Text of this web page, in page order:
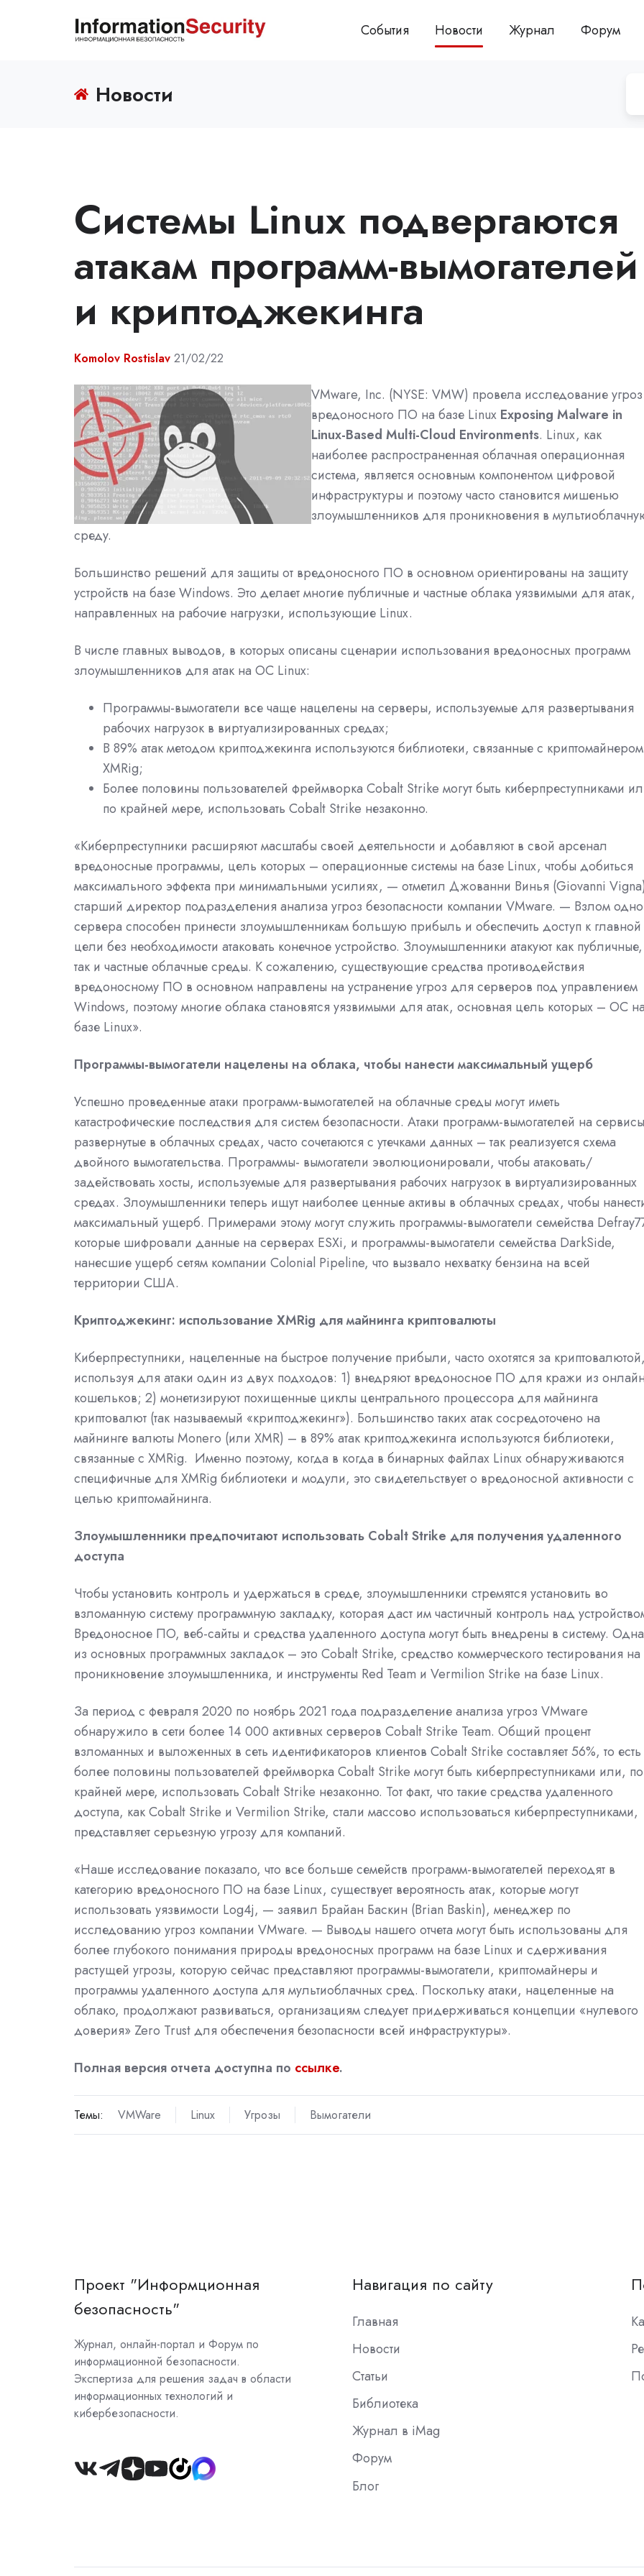
События Новости Журнал Форум
Новости
Системы Linux подвергаются
атакам программ-вымогателей
и криптоджекинга
Komolov Rostislav 21/02/22
VMware, Inc. (NYSE: VMW) провела исследование угроз
вредоносного ПО на базе Linux Exposing Malware in
Linux-Based Multi-Cloud Environments. Linux, как
наиболее распространенная облачная операционная
система, является основным компонентом цифровой
инфраструктуры и поэтому часто становится мишенью
злоумышленников для проникновения в
среду.
Большинство решений для защиты от вредоносного ПО в основном ориентированы на защиту
устройств на базе Windows. Это делает многие публичные и частные облака уязвимыми для атак,
направленных на рабочие нагрузки, использующие Linux.
В числе главных выводов, в которых описаны сценарии использования вредоносных программ
злоумышленников для атак на ОС Linux:
Программы-вымогатели все чаще нацелены на серверы, используемые для развертывания
рабочих нагрузок в виртуализированных средах;
В 89% атак методом криптоджекинга используются библиотеки, связанные с криптомайнером
XMRig;
Более половины пользователей фреймворка Cobalt Strike могут быть киберпреступниками
по крайней мере, использовать Cobalt Strike незаконно.
«Киберпреступники расширяют масштабы своей деятельности и добавляют в свой арсенал
вредоносные программы, цель которых – операционные системы на базе Linux, чтобы добиться
максимального эффекта при минимальными усилиях, — отметил Джованни Винья (Giovanni
старший директор подразделения анализа угроз безопасности компании VMware. — Взлом
сервера способен принести злоумышленникам большую прибыль и обеспечить доступ к главной
цели без необходимости атаковать конечное устройство. Злоумышленники атакуют как публичные,
так и частные облачные среды. К сожалению, существующие средства противодействия
вредоносному ПО в основном направлены на устранение угроз для серверов под управлением
Windows, поэтому многие облака становятся уязвимыми для атак, основная цель которых – ОС
базе Linux».
Программы-вымогатели нацелены на облака, чтобы нанести максимальный ущерб
Успешно проведенные атаки программ-вымогателей на облачные среды могут иметь
катастрофические последствия для систем безопасности. Атаки программ-вымогателей на
развернутые в облачных средах, часто сочетаются с утечками данных – так реализуется схема
двойного вымогательства. Программы- вымогатели эволюционировали, чтобы атаковать/
задействовать хосты, используемые для развертывания рабочих нагрузок в виртуализированных
средах. Злоумышленники теперь ищут наиболее ценные активы в облачных средах, чтобы
максимальный ущерб. Примерами этому могут служить программы-вымогатели семейства
которые шифровали данные на серверах ESXi, и программы-вымогатели семейства DarkSide,
нанесшие ущерб сетям компании Colonial Pipeline, что вызвало нехватку бензина на всей
территории США.
Криптоджекинг: использование XMRig для майнинга криптовалюты
Киберпреступники, нацеленные на быстрое получение прибыли, часто охотятся за
используя для атаки один из двух подходов: 1) внедряют вредоносное ПО для кражи из
кошельков; 2) монетизируют похищенные циклы центрального процессора для майнинга
криптовалют (так называемый «криптоджекинг»). Большинство таких атак сосредоточено на
майнинге валюты Monero (или XMR) – в 89% атак криптоджекинга используются библиотеки,
связанные с XMRig. Именно поэтому, когда в когда в бинарных файлах Linux обнаруживаются
специфичные для XMRig библиотеки и модули, это свидетельствует о вредоносной активности с
целью криптомайнинга.
Злоумышленники предпочитают использовать Cobalt Strike для получения удаленного
доступа
Чтобы установить контроль и удержаться в среде, злоумышленники стремятся установить во
взломанную систему программную закладку, которая даст им частичный контроль над
Вредоносное ПО, веб-сайты и средства удаленного доступа могут быть внедрены в систему. Одна
из основных программных закладок – это Cobalt Strike, средство коммерческого тестирования на
проникновение злоумышленника, и инструменты Red Team и Vermilion Strike на базе Linux.
За период с февраля 2020 по ноябрь 2021 года подразделение анализа угроз VMware
обнаружило в сети более 14 000 активных серверов Cobalt Strike Team. Общий процент
взломанных и выложенных в сеть идентификаторов клиентов Cobalt Strike составляет 56%, то есть
более половины пользователей фреймворка Cobalt Strike могут быть киберпреступниками или, по
крайней мере, использовать Cobalt Strike незаконно. Тот факт, что такие средства удаленного
доступа, как Cobalt Strike и Vermilion Strike, стали массово использоваться киберпреступниками,
представляет серьезную угрозу для компаний.
«Наше исследование показало, что все больше семейств программ-вымогателей переходят в
категорию вредоносного ПО на базе Linux, существует вероятность атак, которые могут
использовать уязвимости Log4j, — заявил Брайан Баскин (Brian Baskin), менеджер по
исследованию угроз компании VMware. — Выводы нашего отчета могут быть использованы для
более глубокого понимания природы вредоносных программ на базе Linux и сдерживания
растущей угрозы, которую сейчас представляют программы-вымогатели, криптомайнеры и
программы удаленного доступа для мультиоблачных сред. Поскольку атаки, нацеленные на
облако, продолжают развиваться, организациям следует придерживаться концепции «нулевого
доверия» Zero Trustдля обеспечения безопасности всей инфраструктуры».
Полная версия отчета доступна по ссылке.
Темы: VMWare Linux Угрозы Вымогатели
Проект "Информционная
безопасность"
Журнал, онлайн-портал и Форум по
информационной безопасности.
Экспертиза для решения задач в области
информационных технологий и
кибербезопасности.
Join
Навигация по сайту
Главная
Новости
Статьи
Библиотека
Журнал в iMag
Форум
Блог